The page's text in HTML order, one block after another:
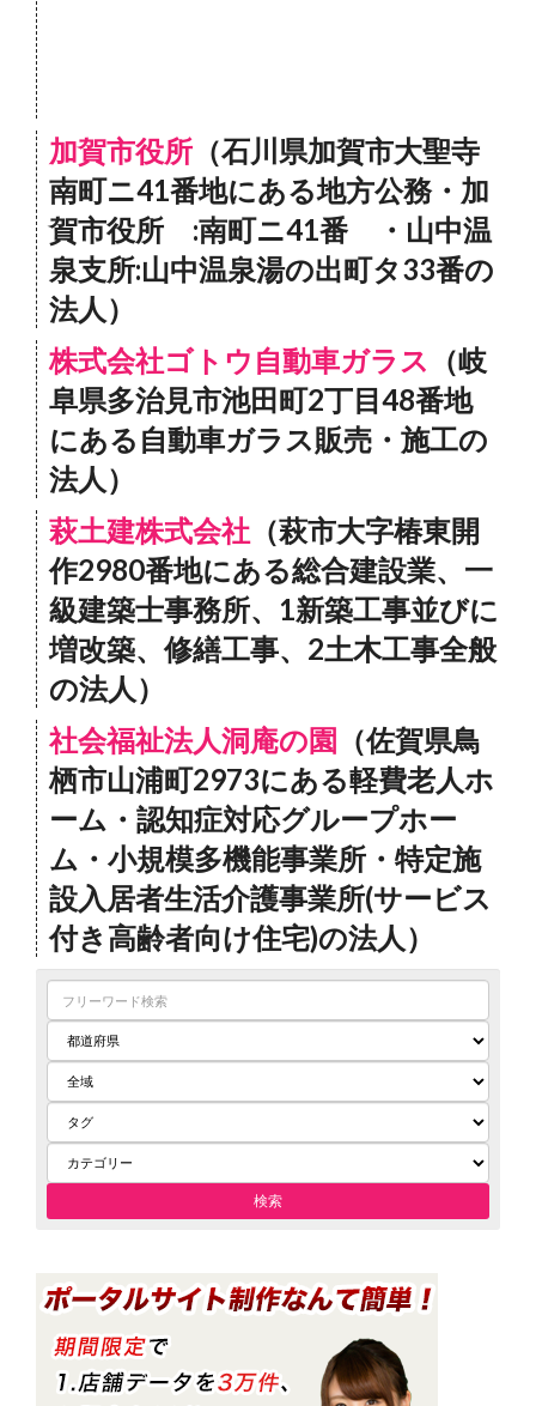
加賀市役所 （石川県加賀市大聖寺
南町ニ41番地にある地方公務・加
賀市役所 :南町ニ41番 ・山中温
泉支所:山中温泉湯の出町タ33番の
法人）
株式会社ゴトウ自動車ガラス
（岐
阜県多治見市池田町2丁目48番地
にある自動車ガラス販売・施工の
法人）
萩土建株式会社 （萩市大字椿東開
作2980番地にある総合建設業、一
級建築士事務所、1新築工事並びに
増改築、修繕工事、2土木工事全般
の法人）
社会福祉法人洞庵の園 （佐賀県鳥
栖市山浦町2973にある軽費老人ホ
ーム・認知症対応グループホー
ム・小規模多機能事業所・特定施
設入居者生活介護事業所(サービス
付き高齢者向け住宅)の法人）